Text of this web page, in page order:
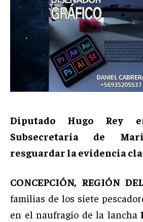
Diputado Hugo Rey
Subsecretaría de
resguardar la evidencia
CONCEPCIÓN, REGIÓN
familias de los siete
en el naufragio de la lancha